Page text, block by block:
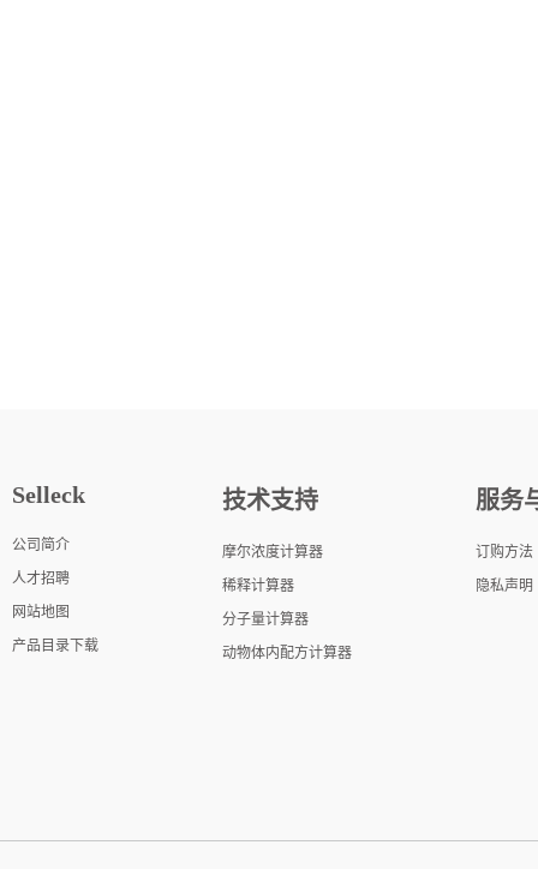
Selleck
公司简介
人才招聘
网站地图
产品目录下载
技术支持
摩尔浓度计算器
稀释计算器
分子量计算器
动物体内配方计算器
服务
订购方法
隐私声明